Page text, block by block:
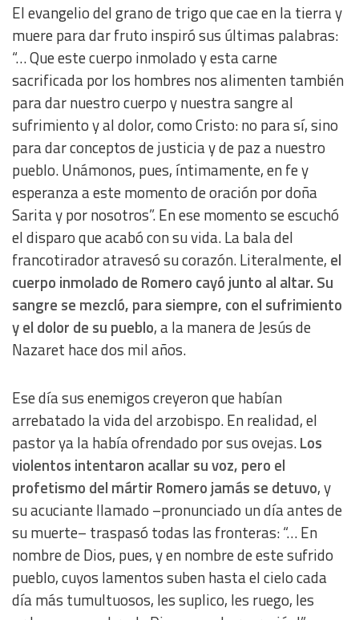
El evangelio del grano de trigo que cae en la tierra y
muere para dar fruto inspiró sus últimas palabras:
“… Que este cuerpo inmolado y esta carne
sacrificada por los hombres nos alimenten también
para dar nuestro cuerpo y nuestra sangre al
sufrimiento y al dolor, como Cristo: no para sí, sino
para dar conceptos de justicia y de paz a nuestro
pueblo. Unámonos, pues, íntimamente, en fe y
esperanza a este momento de oración por doña
Sarita y por nosotros”. En ese momento se escuchó
el disparo que acabó con su vida. La bala del
francotirador atravesó su corazón. Literalmente, el
cuerpo inmolado de Romero cayó junto al altar. Su
sangre se mezcló, para siempre, con el sufrimiento
y el dolor de su pueblo, a la manera de Jesús de
Nazaret hace dos mil años.
Ese día sus enemigos creyeron que habían
arrebatado la vida del arzobispo. En realidad, el
pastor ya la había ofrendado por sus ovejas.Los
violentos intentaron acallar su voz, pero el
profetismo del mártir Romero jamás se detuvo, y
su acuciante llamado –pronunciado un día antes de
su muerte– traspasó todas las fronteras: “… En
nombre de Dios, pues, y en nombre de este sufrido
pueblo, cuyos lamentos suben hasta el cielo cada
día más tumultuosos, les suplico, les ruego, les